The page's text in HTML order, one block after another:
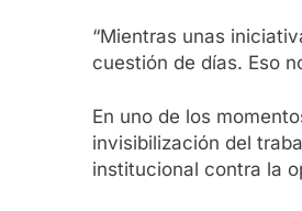
“Mientras unas
cuestión de días. Eso
En uno de los
invisibilización del
institucional contra la